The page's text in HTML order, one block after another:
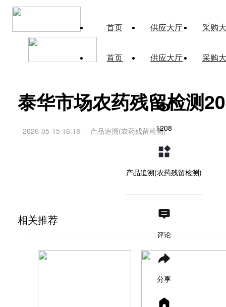
首页 供应大厅 采购
首页 供应大厅 采购
泰华市场农药残留检测
2026-05-15 16:18 · 产品追溯(农药残留检测)
相关推荐
1208
产品追溯(农药残留检测)
评论
分享